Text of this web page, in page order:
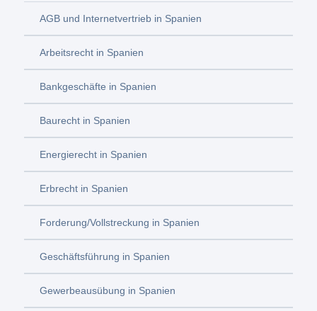
AGB und Internetvertrieb in Spanien
Arbeitsrecht in Spanien
Bankgeschäfte in Spanien
Baurecht in Spanien
Energierecht in Spanien
Erbrecht in Spanien
Forderung/Vollstreckung in Spanien
Geschäftsführung in Spanien
Gewerbeausübung in Spanien